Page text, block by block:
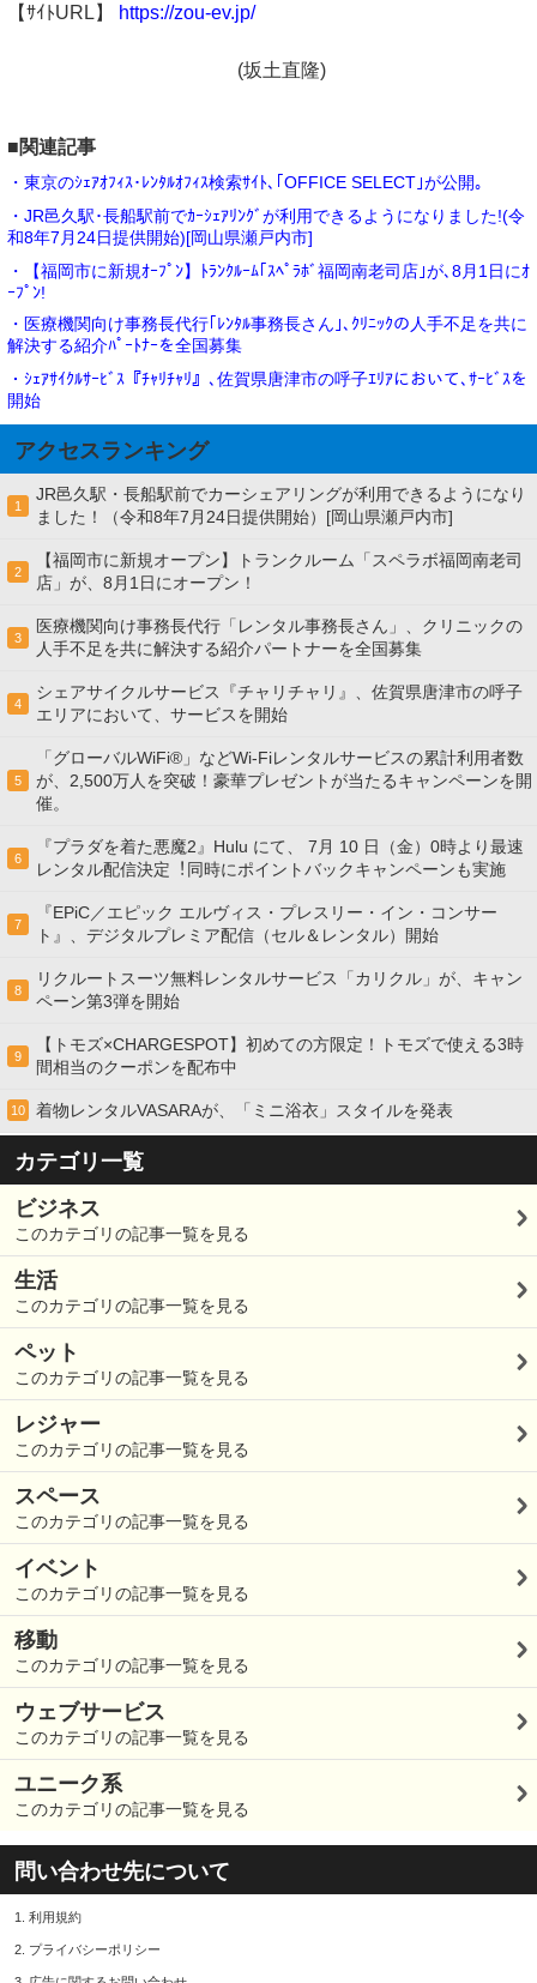
【ｻｲﾄURL】
https://zou-ev.jp/
(坂土直隆)
■関連記事
・東京のｼｪｱｵﾌｨｽ･ﾚﾝﾀﾙｵﾌｨｽ検索ｻｲﾄ､｢OFFICE SELECT｣が公開｡
・JR邑久駅･長船駅前でｶｰｼｪｱﾘﾝｸﾞが利用できるようになりました!(令
和8年7月24日提供開始)[岡山県瀬戸内市]
・【福岡市に新規ｵｰﾌﾟﾝ】ﾄﾗﾝｸﾙｰﾑ｢ｽﾍﾟﾗﾎﾞ福岡南老司店｣が､8月1日にｵ
ｰﾌﾟﾝ!
・医療機関向け事務長代行｢ﾚﾝﾀﾙ事務長さん｣､ｸﾘﾆｯｸの人手不足を共に
解決する紹介ﾊﾟｰﾄﾅｰを全国募集
・ｼｪｱｻｲｸﾙｻｰﾋﾞｽ『ﾁｬﾘﾁｬﾘ』､佐賀県唐津市の呼子ｴﾘｱにおいて､ｻｰﾋﾞｽを
開始
アクセスランキング
1
JR邑久駅・長船駅前でカーシェアリングが利用できるようになり
ました！（令和8年7月24日提供開始）[岡山県瀬戸内市]
2
【福岡市に新規オープン】トランクルーム「スペラボ福岡南老司
店」が、8月1日にオープン！
3
医療機関向け事務長代行「レンタル事務長さん」、クリニックの
人手不足を共に解決する紹介パートナーを全国募集
4
シェアサイクルサービス『チャリチャリ』、佐賀県唐津市の呼子
エリアにおいて、サービスを開始
5
「グローバルWiFi®」などWi-Fiレンタルサービスの累計利用者数
が、2,500万人を突破！豪華プレゼントが当たるキャンペーンを開
催。
6
『プラダを着た悪魔2』Hulu にて、 7⽉ 10 ⽇（金）0時より最速
レンタル配信決定︕同時にポイントバックキャンペーンも実施
7
『EPiC／エピック エルヴィス・プレスリー・イン・コンサー
ト』、デジタルプレミア配信（セル＆レンタル）開始
8
リクルートスーツ無料レンタルサービス「カリクル」が、キャン
ペーン第3弾を開始
9
【トモズ×CHARGESPOT】初めての方限定！トモズで使える3時
間相当のクーポンを配布中
10 着物レンタルVASARAが、「ミニ浴衣」スタイルを発表
カテゴリ一覧
ビジネス
このカテゴリの記事一覧を見る
生活
このカテゴリの記事一覧を見る
ペット
このカテゴリの記事一覧を見る
レジャー
このカテゴリの記事一覧を見る
スペース
このカテゴリの記事一覧を見る
イベント
このカテゴリの記事一覧を見る
移動
このカテゴリの記事一覧を見る
ウェブサービス
このカテゴリの記事一覧を見る
ユニーク系
このカテゴリの記事一覧を見る
問い合わせ先について
1. 利用規約
2. プライバシーポリシー